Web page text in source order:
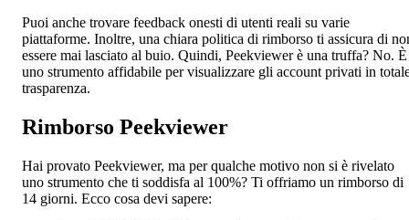
Puoi anche trovare feedback onesti di utenti reali su varie
piattaforme. Inoltre, una chiara politica di rimborso ti assicura di
essere mai lasciato al buio. Quindi, Peekviewer è una truffa? No. È
uno strumento affidabile per visualizzare gli account privati in
trasparenza.
Rimborso Peekviewer
Hai provato Peekviewer, ma per qualche motivo non si è rivelato
uno strumento che ti soddisfa al 100%? Ti offriamo un rimborso di
14 giorni. Ecco cosa devi sapere: